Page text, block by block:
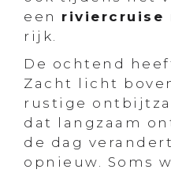
een riviercruise
rijk.
De ochtend
Zacht licht
rustige
dat langzaam
de dag
opnieuw. Soms